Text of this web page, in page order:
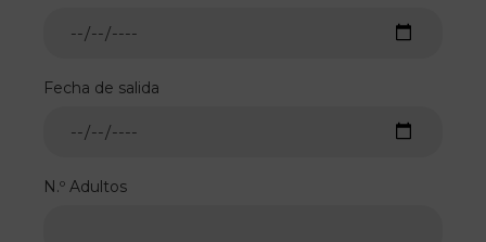
Fecha de salida
N.º Adultos